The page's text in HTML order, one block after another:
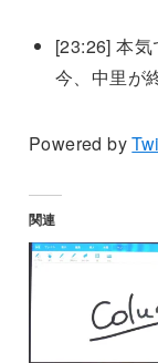
[23:26] 本気
今、中里が
Powered by
関連